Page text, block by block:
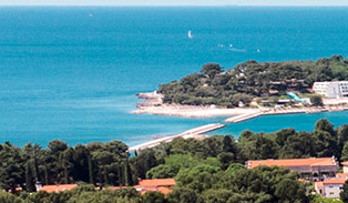
poljoprivredu i prehranu
ekonomiku i razvoj poljoprivrede
turizam
imanje